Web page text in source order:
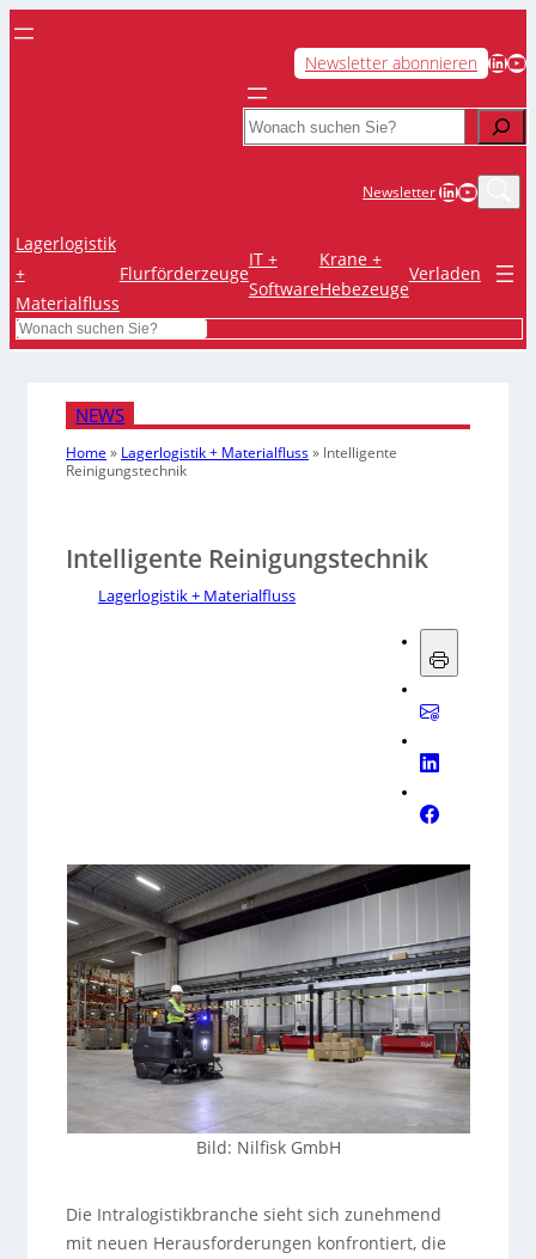
Newsletter abonnieren LinkedIn YouTube
Search
NewsletterLinkedIn
Lagerlogistik
+
Materialfluss
Flurförderzeuge
IT +
Software
Krane +
Hebezeuge
Verladen
Search
NEWS
Home » Lagerlogistik + Materialfluss» Intelligente
Reinigungstechnik
Intelligente Reinigungstechnik
Lagerlogistik + Materialfluss
Bild: Nilfisk GmbH
Die Intralogistikbranche sieht sich zunehmend
mit neuen Herausforderungen konfrontiert, die